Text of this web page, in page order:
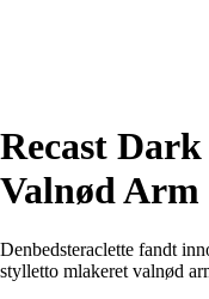
Recast
Valnød Arm
Denbedsteraclette fandt
stylletto mlakeret valnød